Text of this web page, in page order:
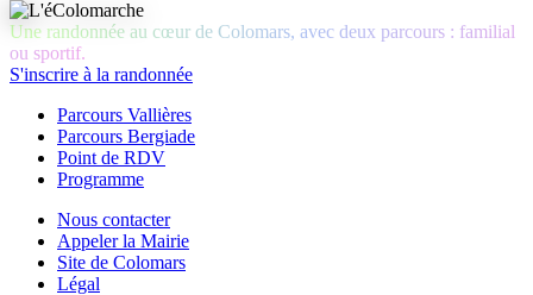
Une randonnée au cœur de Colomars, avec deux parcours : familial
ou sportif.
S'inscrire à la randonnée
Parcours Vallières
Parcours Bergiade
Point de RDV
Programme
Nous contacter
Appeler la Mairie
Site de Colomars
Légal